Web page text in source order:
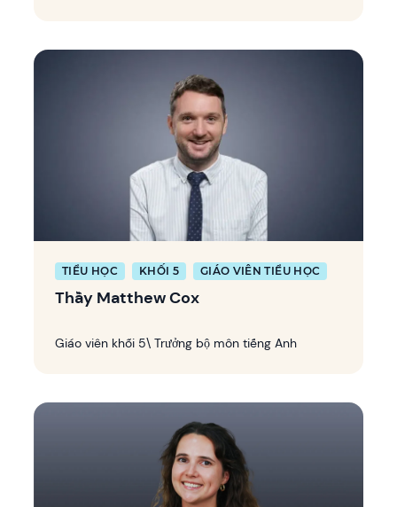
TIỂU HỌC KHỐI 5 GIÁO VIÊN TIỂU HỌC
Thầy Matthew Cox
Giáo viên khối 5\ Trưởng bộ môn tiếng Anh